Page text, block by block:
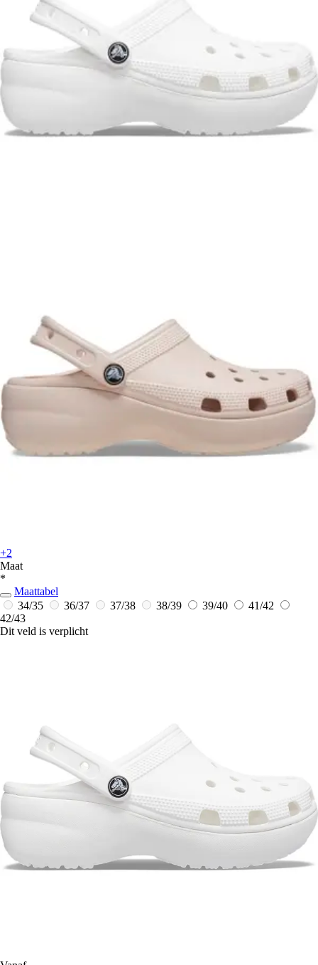
+2
Maat
*
Maattabel
34/35
36/37 37/38 38/39 39/40
41/42
42/43
Dit veld is verplicht